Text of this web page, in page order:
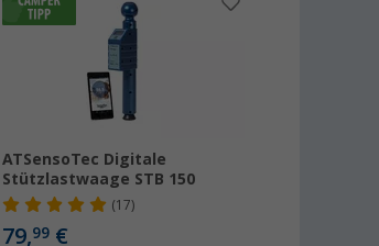
ATSensoTec Digitale
Stützlastwaage STB 150
(17)
79,99 €